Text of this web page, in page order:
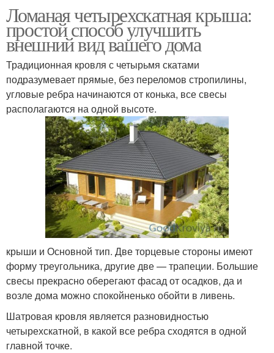
Ломаная четырехскатная крыша:
простой способ улучшить
внешний вид вашего дома
Традиционная кровля с четырьмя скатами
подразумевает прямые, без переломов стропилины,
угловые ребра начинаются от конька, все свесы
располагаются на одной высоте.
крыши и Основной тип. Две торцевые стороны имеют
форму треугольника, другие две — трапеции. Большие
свесы прекрасно оберегают фасад от осадков, да и
возле дома можно спокойненько обойти в ливень.
Шатровая кровля является разновидностью
четырехскатной, в какой все ребра сходятся в одной
главной точке.